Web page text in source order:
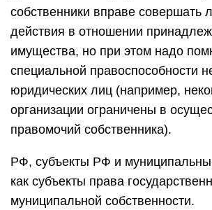
собственники вправе совершать
действия в отношении
имущества, но при этом надо
специальной правоспособности
юридических лиц (например,
организации ограничены в
правомочий собственника).
РФ, субъекты РФ и
как субъекты права
муниципальной собственности.